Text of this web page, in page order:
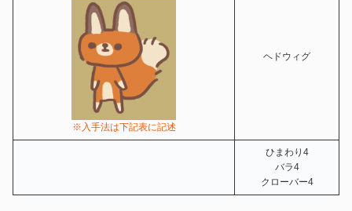
※入手法は下記表に記述
ヘドウィグ
ひまわり4
バラ4
クローバー4